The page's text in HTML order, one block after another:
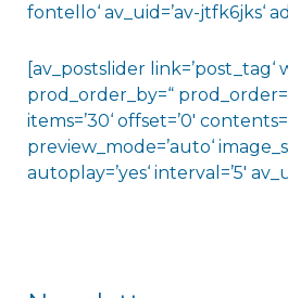
fontello‘ av_uid=’av-jtfk6jks‘
[av_postslider link=’post_tag‘
prod_order_by=“
items=’30‘ offset=’0′
preview_mode=’auto‘
autoplay=’yes‘ interval=’5′